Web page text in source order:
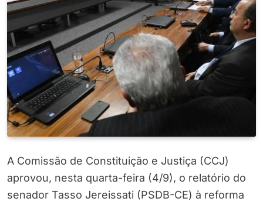
A Comissão de Constituição e Justiça (CCJ)
aprovou, nesta quarta-feira (4/9), o relatório do
senador Tasso Jereissati (PSDB-CE) à reforma